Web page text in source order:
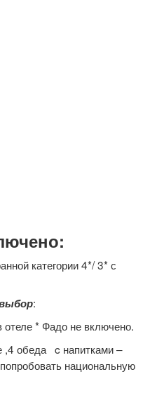
категории 4*/ 3* с
:
отеле * Фадо не включено.
,4 обеда c напитками –
национальную